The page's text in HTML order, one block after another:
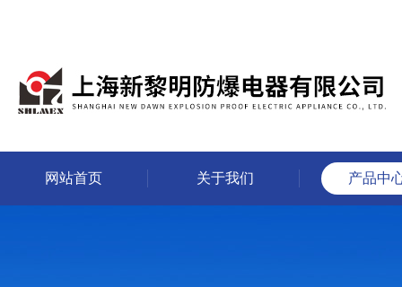
网站首页 关于我们 产品中